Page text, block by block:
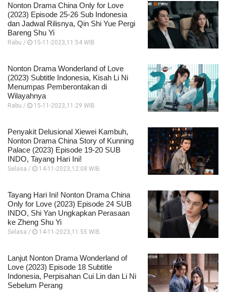
Nonton Drama China Only for Love
(2023) Episode 25-26 Sub Indonesia
dan Jadwal Rilisnya, Qin Shi Yue Pergi
Bareng Shu Yi
Rabu / 15-11-2023,11:54 WIB
Nonton Drama Wonderland of Love
(2023) Subtitle Indonesia, Kisah Li Ni
Menumpas Pemberontakan di
Wilayahnya
Rabu / 15-11-2023,11:29 WIB
Penyakit Delusional Xiewei Kambuh,
Nonton Drama China Story of Kunning
Palace (2023) Episode 19-20 SUB
INDO, Tayang Hari Ini!
Selasa / 14-11-2023,12:08 WIB
Tayang Hari Ini! Nonton Drama China
Only for Love (2023) Episode 24 SUB
INDO, Shi Yan Ungkapkan Perasaan
ke Zheng Shu Yi
Selasa / 14-11-2023,11:55 WIB
Lanjut Nonton Drama Wonderland of
Love (2023) Episode 18 Subtitle
Indonesia, Perpisahan Cui Lin dan Li Ni
Sebelum Perang